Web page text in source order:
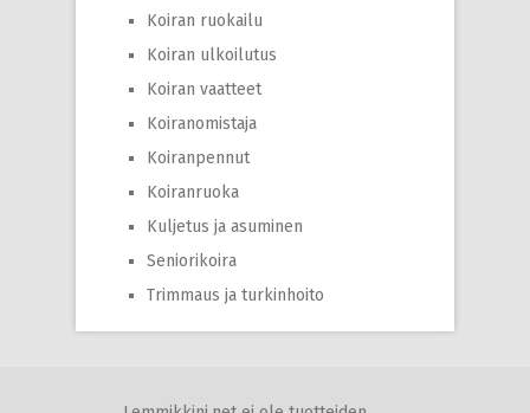
Koiran ruokailu
Koiran ulkoilutus
Koiran vaatteet
Koiranomistaja
Koiranpennut
Koiranruoka
Kuljetus ja asuminen
Seniorikoira
Trimmaus ja turkinhoito